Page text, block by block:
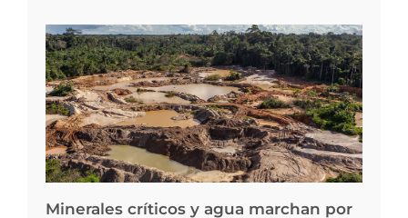
Minerales críticos y agua marchan por